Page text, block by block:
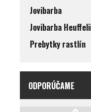
Jovibarba
Jovibarba
Prebytky rastlín
ODPORÚČAME